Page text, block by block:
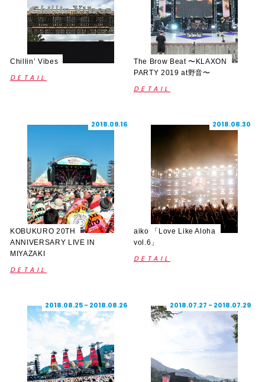
Chillin’ Vibes
DETAIL
The Brow Beat 〜KLAXON
PARTY 2019 at野音〜
DETAIL
KOBUKURO 20TH
ANNIVERSARY LIVE IN
MIYAZAKI
2018.09.16
DETAIL
aiko 「Love Like Aloha
vol.6」
2018.08.30
DETAIL
2018.08.25 - 2018.08.26 2018.07.27 - 2018.07.29